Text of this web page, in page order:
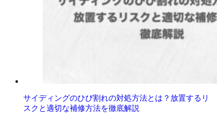
サイディングのひび割れの対処方法とは？放置するリ
スクと適切な補修方法を徹底解説